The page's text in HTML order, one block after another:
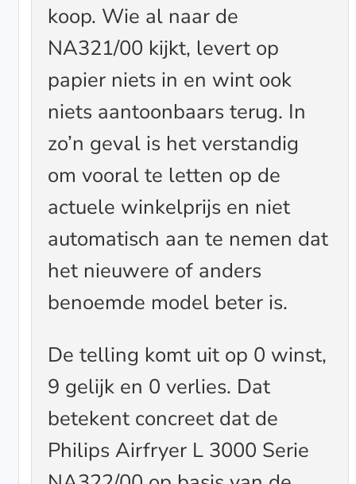
koop. Wie al naar de
NA321/00 kijkt, levert op
papier niets in en wint ook
niets aantoonbaars terug. In
zo’n geval is het verstandig
om vooral te letten op de
actuele winkelprijs en niet
automatisch aan te nemen dat
het nieuwere of anders
benoemde model beter is.
De telling komt uit op 0 winst,
9 gelijk en 0 verlies. Dat
betekent concreet dat de
Philips Airfryer L 3000 Serie